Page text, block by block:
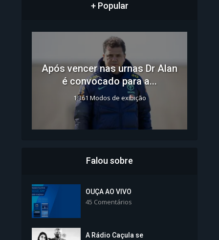
+ Popular
Após vencer nas urnas Dr Alan
é convocado para a...
1.361 Modos de exibição
Colégios da Polícia...
Falou sobre
OUÇA AO VIVO
45 Comentários
A Rádio Caçula se